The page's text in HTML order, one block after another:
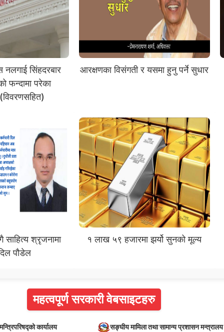
नलगाई सिंहदरबार
फन्दामा परेका
आरक्षणका विसंगती र यसमा हुनु पर्ने सुधार
साहित्य श्रृजनामा
पौडेल
१ लाख ५९ हजारमा झर्यो सुनको मूल्य
महत्वपूर्ण सरकारी वेबसाइटहरु
कार्यालय सङ्घीय मामिला तथा सामान्य प्रशासन मन्त्रालय